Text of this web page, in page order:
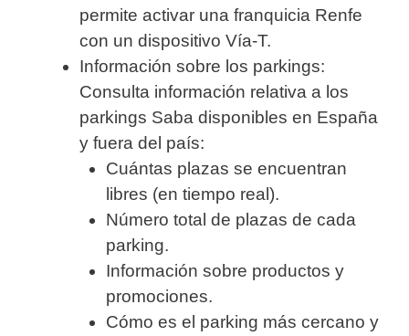
permite activar una franquicia Renfe
con un dispositivo Vía-T.
Información sobre los parkings:
Consulta información relativa a los
parkings Saba disponibles en España
y fuera del país:
Cuántas plazas se encuentran
libres (en tiempo real).
Número total de plazas de cada
parking.
Información sobre productos y
promociones.
Cómo es el parking más cercano y